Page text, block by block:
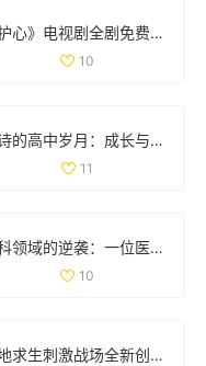
《护心》电视剧全剧免费播放链接和观看指南分享
10
小诗的高中岁月：成长与梦想交织的日记分享
11
骨科领域的逆袭：一位医生面对两位患者的挑战与思考
10
绝地求生刺激战场全新创意工坊上线，体验极寒模式的独特挑战与乐趣